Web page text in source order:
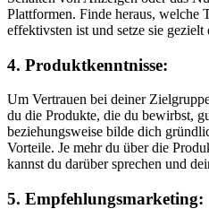
Plattformen. Finde heraus, welche
effektivsten ist und setze sie gezielt
4. Produktkenntnisse:
Um Vertrauen bei deiner
du die Produkte, die du bewirbst,
beziehungsweise bilde dich
Vorteile. Je mehr du über die
kannst du darüber sprechen und
5. Empfehlungsmarketing: